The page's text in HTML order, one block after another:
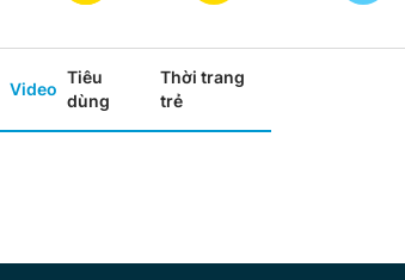
Video
Tiêu
dùng
Thời trang
trẻ